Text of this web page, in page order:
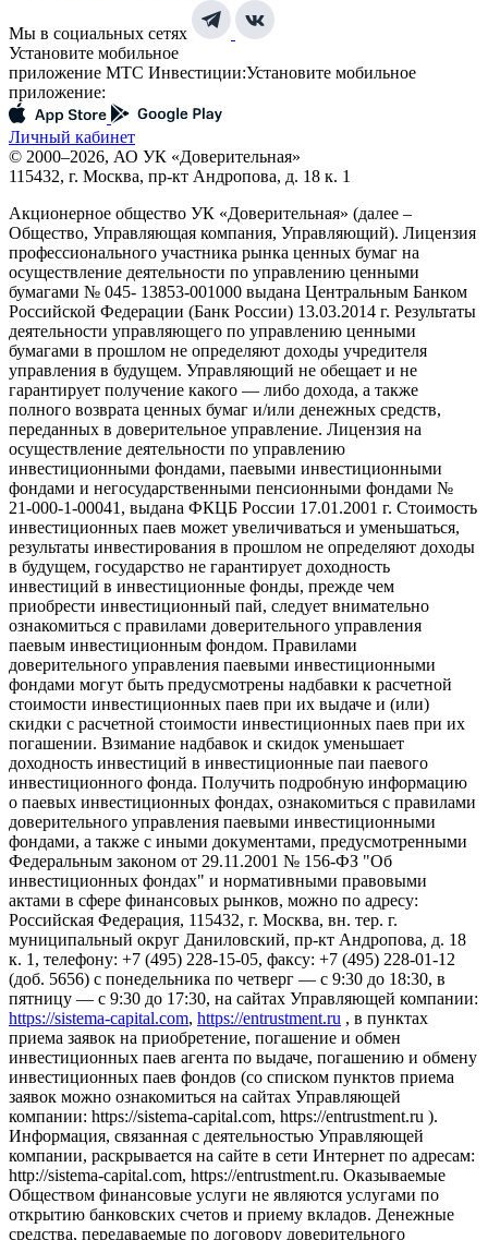
Мы в социальных сетях
Установите мобильное
приложение МТС Инвестиции:Установите мобильное
приложение:
Личный кабинет
© 2000–2026, АО УК «Доверительная»
115432, г. Москва, пр-кт Андропова, д. 18 к. 1
Акционерное общество УК «Доверительная» (далее –
Общество, Управляющая компания, Управляющий). Лицензия
профессионального участника рынка ценных бумаг на
осуществление деятельности по управлению ценными
бумагами № 045- 13853-001000 выдана Центральным Банком
Российской Федерации (Банк России) 13.03.2014 г. Результаты
деятельности управляющего по управлению ценными
бумагами в прошлом не определяют доходы учредителя
управления в будущем. Управляющий не обещает и не
гарантирует получение какого — либо дохода, а также
полного возврата ценных бумаг и/или денежных средств,
переданных в доверительное управление. Лицензия на
осуществление деятельности по управлению
инвестиционными фондами, паевыми инвестиционными
фондами и негосударственными пенсионными фондами №
21-000-1-00041, выдана ФКЦБ России 17.01.2001 г. Стоимость
инвестиционных паев может увеличиваться и уменьшаться,
результаты инвестирования в прошлом не определяют доходы
в будущем, государство не гарантирует доходность
инвестиций в инвестиционные фонды, прежде чем
приобрести инвестиционный пай, следует внимательно
ознакомиться с правилами доверительного управления
паевым инвестиционным фондом. Правилами
доверительного управления паевыми инвестиционными
фондами могут быть предусмотрены надбавки к расчетной
стоимости инвестиционных паев при их выдаче и (или)
скидки с расчетной стоимости инвестиционных паев при их
погашении. Взимание надбавок и скидок уменьшает
доходность инвестиций в инвестиционные паи паевого
инвестиционного фонда. Получить подробную информацию
о паевых инвестиционных фондах, ознакомиться с правилами
доверительного управления паевыми инвестиционными
фондами, а также с иными документами, предусмотренными
Федеральным законом от 29.11.2001 № 156-ФЗ "Об
инвестиционных фондах" и нормативными правовыми
актами в сфере финансовых рынков, можно по адресу:
Российская Федерация, 115432, г. Москва, вн. тер. г.
муниципальный округ Даниловский, пр-кт Андропова, д. 18
к. 1, телефону: +7 (495) 228-15-05, факсу: +7 (495) 228-01-12
(доб. 5656) с понедельника по четверг — c 9:30 до 18:30, в
пятницу — с 9:30 до 17:30, на сайтах Управляющей компании:
https://sistema-capital.com, https://entrustment.ru , в пунктах
приема заявок на приобретение, погашение и обмен
инвестиционных паев агента по выдаче, погашению и обмену
инвестиционных паев фондов (со списком пунктов приема
заявок можно ознакомиться на сайтах Управляющей
компании: https://sistema-capital.com, https://entrustment.ru ).
Информация, связанная с деятельностью Управляющей
компании, раскрывается на сайте в сети Интернет по адресам:
http://sistema-capital.com, https://entrustment.ru. Оказываемые
Обществом финансовые услуги не являются услугами по
открытию банковских счетов и приему вкладов. Денежные
средства, передаваемые по договору доверительного